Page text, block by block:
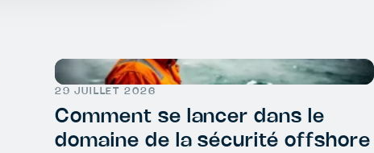
29 JUILLET 2026
Comment se lancer dans le
domaine de la sécurité offshore